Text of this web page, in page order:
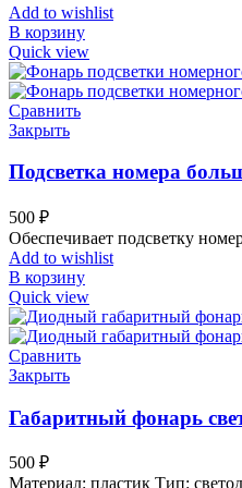
Add to wishlist
В корзину
Quick view
Сравнить
Закрыть
Подсветка номера
500 ₽
Обеспечивает подсветку
Add to wishlist
В корзину
Quick view
Сравнить
Закрыть
Габаритный фонарь
500 ₽
Материал: пластик Тип: